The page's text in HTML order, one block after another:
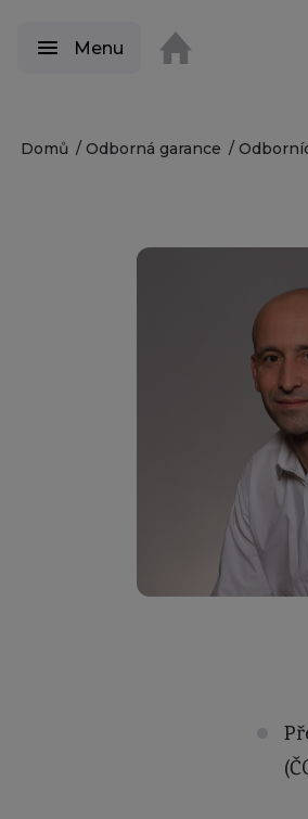
Domů Odborná garance
Menu